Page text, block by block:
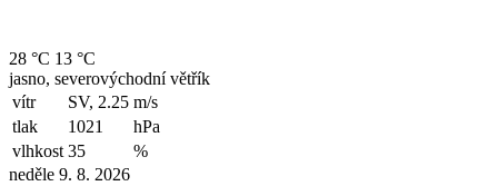
28 °C 13 °C
jasno, severovýchodní větřík
vítr
SV, 2.25 m/s
tlak
1021
hPa
vlhkost 35
%
neděle 9. 8. 2026